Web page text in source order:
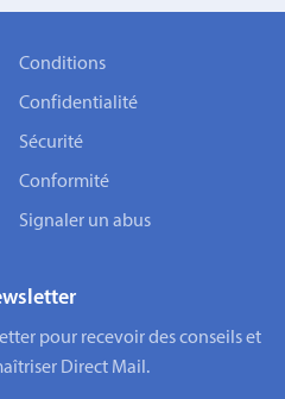
Conditions
Confidentialité
Sécurité
Conformité
Signaler un abus
pour recevoir des conseils et
Direct Mail.